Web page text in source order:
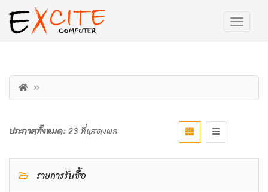
ประกาศทั้งหมด:23 ที่แสดงผล
รายการรับซื้อ